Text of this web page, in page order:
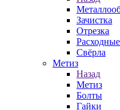
Зачистка
Отрезка
Свёрла
Метиз
Назад
Метиз
Болты
Гайки